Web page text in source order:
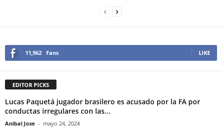
11,962 Fans LIKE
EDITOR PICKS
Lucas Paquetá jugador brasilero es acusado por la FA por
conductas irregulares con las...
Anibal Jose - mayo 24, 2024